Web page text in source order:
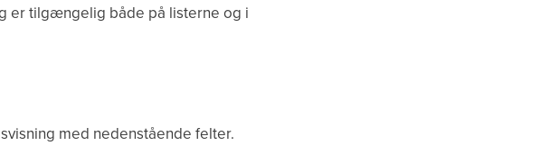
er tilgængelig både på listerne og i
med nedenstående felter.